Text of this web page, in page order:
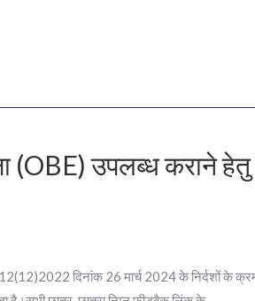
(OBE) उपलब्ध कराने
दिनांक 26 मार्च 2024 के निर्दशों के क्रम में